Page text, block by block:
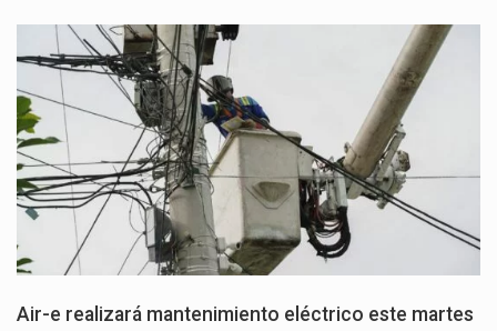
Air-e realizará mantenimiento eléctrico este martes